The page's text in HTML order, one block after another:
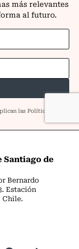
Santiago de
Bernardo
Estación
Chile.